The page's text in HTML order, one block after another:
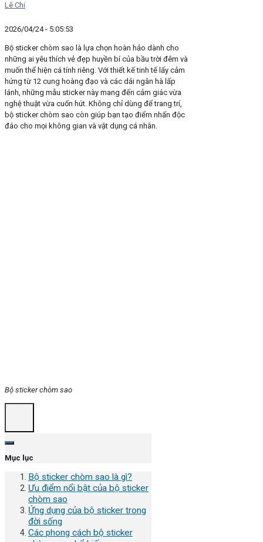
Lê Chi
2026/04/24 - 5:05:53
Bộ sticker chòm sao là lựa chọn hoàn hảo dành cho
những ai yêu thích vẻ đẹp huyền bí của bầu trời đêm và
muốn thể hiện cá tính riêng. Với thiết kế tinh tế lấy cảm
hứng từ 12 cung hoàng đạo và các dải ngân hà lấp
lánh, những mẫu sticker này mang đến cảm giác vừa
nghệ thuật vừa cuốn hút. Không chỉ dùng để trang trí,
bộ sticker chòm sao còn giúp bạn tạo điểm nhấn độc
đáo cho mọi không gian và vật dụng cá nhân.
Bộ sticker chòm sao
Mục lục
Bộ sticker chòm sao là gì?
Ưu điểm nổi bật của bộ sticker
chòm sao
Ứng dụng của bộ sticker trong
đời sống
Các phong cách bộ sticker